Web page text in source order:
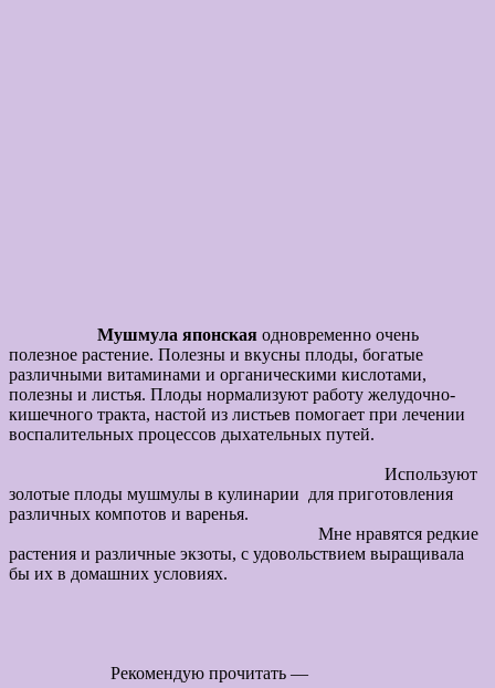
Мушмула японская одновременно очень
полезное растение. Полезны и вкусны плоды, богатые
различными витаминами и органическими кислотами,
полезны и листья. Плоды нормализуют работу желудочно-
кишечного тракта, настой из листьев помогает при лечении
воспалительных процессов дыхательных путей.
Используют
золотые плоды мушмулы в кулинарии для приготовления
различных компотов и варенья.
Мне нравятся редкие
растения и различные экзоты, с удовольствием выращивала
бы их в домашних условиях.
Рекомендую прочитать —